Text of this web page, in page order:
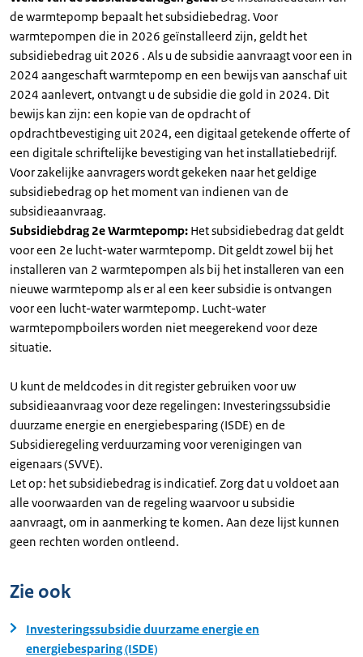
de warmtepomp bepaalt het subsidiebedrag. Voor
warmtepompen die in 2026 geïnstalleerd zijn, geldt het
subsidiebedrag uit 2026 . Als u de subsidie aanvraagt voor een in
2024 aangeschaft warmtepomp en een bewijs van aanschaf uit
2024 aanlevert, ontvangt u de subsidie die gold in 2024. Dit
bewijs kan zijn: een kopie van de opdracht of
opdrachtbevestiging uit 2024, een digitaal getekende offerte of
een digitale schriftelijke bevestiging van het installatiebedrijf.
Voor zakelijke aanvragers wordt gekeken naar het geldige
subsidiebedrag op het moment van indienen van de
subsidieaanvraag.
Subsidiebdrag 2e Warmtepomp: Het subsidiebedrag dat geldt
voor een 2e lucht-water warmtepomp. Dit geldt zowel bij het
installeren van 2 warmtepompen als bij het installeren van een
nieuwe warmtepomp als er al een keer subsidie is ontvangen
voor een lucht-water warmtepomp. Lucht-water
warmtepompboilers worden niet meegerekend voor deze
situatie.
U kunt de meldcodes in dit register gebruiken voor uw
subsidieaanvraag voor deze regelingen: Investeringssubsidie
duurzame energie en energiebesparing (ISDE) en de
Subsidieregeling verduurzaming voor verenigingen van
eigenaars (SVVE).
Let op: het subsidiebedrag is indicatief. Zorg dat u voldoet aan
alle voorwaarden van de regeling waarvoor u subsidie
aanvraagt, om in aanmerking te komen. Aan deze lijst kunnen
geen rechten worden ontleend.
Zie ook
Investeringssubsidie duurzame energie en
energiebesparing (ISDE)